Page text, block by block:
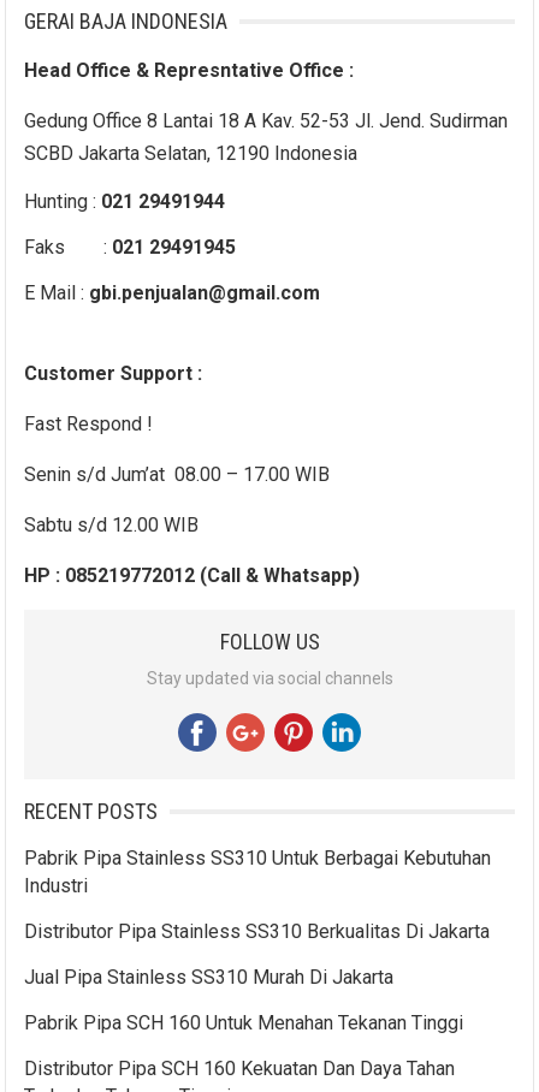
GERAI BAJA INDONESIA
Head Office & Represntative Office :
Gedung Office 8 Lantai 18 A Kav. 52-53 Jl. Jend. Sudirman
SCBD Jakarta Selatan, 12190 Indonesia
Hunting : 021 29491944
Faks : 021 29491945
E Mail : gbi.penjualan@gmail.com
Customer Support :
Fast Respond !
Senin s/d Jum’at 08.00 – 17.00 WIB
Sabtu s/d 12.00 WIB
HP : 085219772012 (Call & Whatsapp)
FOLLOW US
Stay updated via social channels
RECENT POSTS
Pabrik Pipa Stainless SS310 Untuk Berbagai Kebutuhan
Industri
Distributor Pipa Stainless SS310 Berkualitas Di Jakarta
Jual Pipa Stainless SS310 Murah Di Jakarta
Pabrik Pipa SCH 160 Untuk Menahan Tekanan Tinggi
Distributor Pipa SCH 160 Kekuatan Dan Daya Tahan